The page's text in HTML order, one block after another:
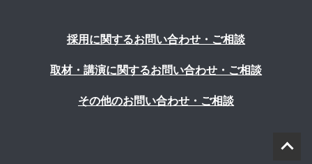
採用に関するお問い合わせ・ご相談
取材・講演に関するお問い合わせ・ご相談
その他のお問い合わせ・ご相談